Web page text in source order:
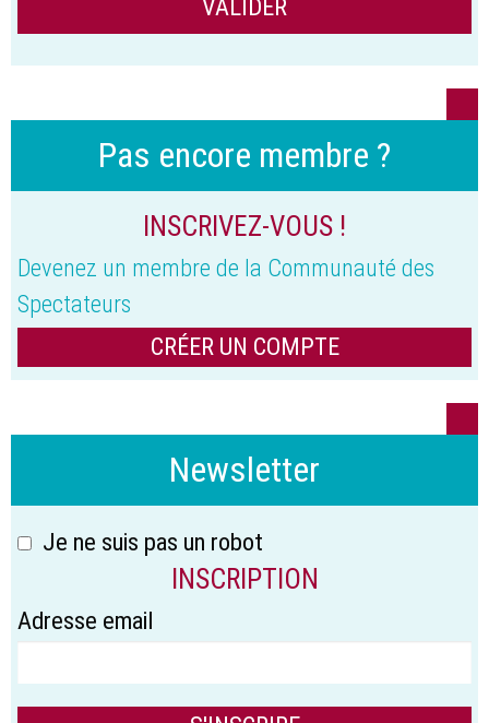
Pas encore membre ?
INSCRIVEZ-VOUS !
Devenez un membre de la Communauté des
Spectateurs
CRÉER UN COMPTE
Newsletter
Je ne suis pas un robot
INSCRIPTION
Adresse email